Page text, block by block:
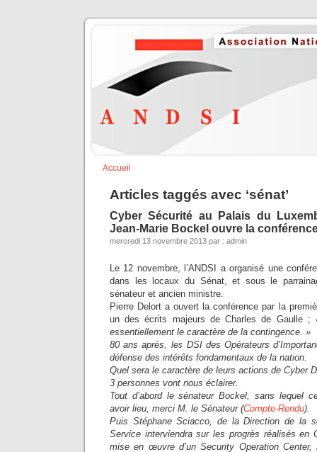
Accueil
Articles taggés avec ‘sénat’
Cyber Sécurité au Palais du
Jean-Marie Bockel ouvre la
mercredi 13 novembre 2013 par : admin
Le 12 novembre, l’ANDSI a organisé une
dans les locaux du Sénat, et sous le
sénateur et ancien ministre.
Pierre Delort a ouvert la conférence par la
un des écrits majeurs de Charles de Gaulle ;
essentiellement le caractère de la contingence. »
80 ans après, les DSI des Opérateurs
défense des intérêts fondamentaux de la nation.
Quel sera le caractère de leurs actions de Cyber
3 personnes vont nous éclairer.
Tout d’abord le sénateur Bockel, sans lequel
avoir lieu, merci M. le Sénateur (Compte-Rendu).
Puis Stéphane Sciacco, de la Direction de la
Service interviendra sur les progrès réalisés en
mise en œuvre d’un Security Operation